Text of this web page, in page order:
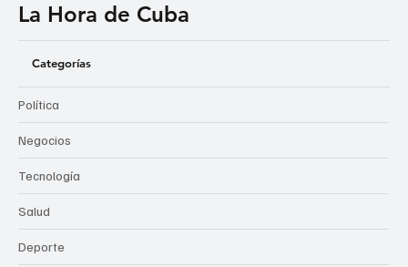
La Hora de Cuba
Categorías
Política
Negocios
Tecnología
Salud
Deporte